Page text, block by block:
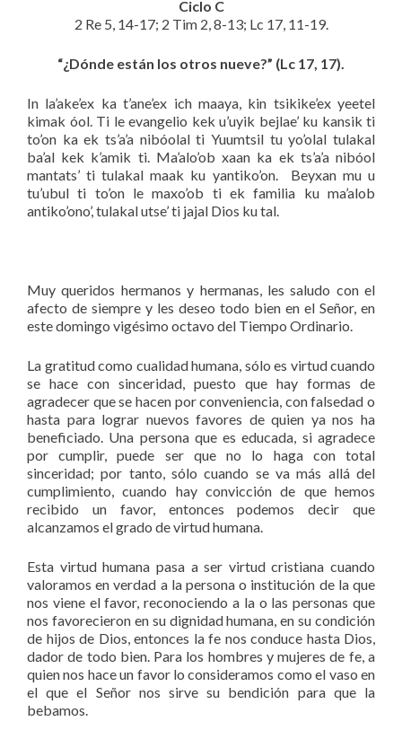
Ciclo C
2 Re 5, 14-17; 2 Tim 2, 8-13; Lc 17, 11-19.
“¿Dónde están los otros nueve?” (Lc 17, 17).
In la’ake’ex ka t’ane’ex ich maaya, kin tsikike’ex yeetel
kimak óol. Ti le evangelio kek u’uyik bejlae’ ku kansik ti
to’on ka ek ts’a’a nibóolal ti Yuumtsil tu yo’olal tulakal
ba’al kek k’amik ti. Ma’alo’ob xaan ka ek ts’a’a nibóol
mantats’ ti tulakal maak ku yantiko’on. Beyxan mu u
tu’ubul ti to’on le maxo’ob ti ek familia ku ma’alob
antiko’ono’, tulakal utse’ ti jajal Dios ku tal.
Muy queridos hermanos y hermanas, les saludo con el
afecto de siempre y les deseo todo bien en el Señor, en
este domingo vigésimo octavo del Tiempo Ordinario.
La gratitud como cualidad humana, sólo es virtud cuando
se hace con sinceridad, puesto que hay formas de
agradecer que se hacen por conveniencia, con falsedad o
hasta para lograr nuevos favores de quien ya nos ha
beneficiado. Una persona que es educada, si agradece
por cumplir, puede ser que no lo haga con total
sinceridad; por tanto, sólo cuando se va más allá del
cumplimiento, cuando hay convicción de que hemos
recibido un favor, entonces podemos decir que
alcanzamos el grado de virtud humana.
Esta virtud humana pasa a ser virtud cristiana cuando
valoramos en verdad a la persona o institución de la que
nos viene el favor, reconociendo a la o las personas que
nos favorecieron en su dignidad humana, en su condición
de hijos de Dios, entonces la fe nos conduce hasta Dios,
dador de todo bien. Para los hombres y mujeres de fe, a
quien nos hace un favor lo consideramos como el vaso en
el que el Señor nos sirve su bendición para que la
bebamos.